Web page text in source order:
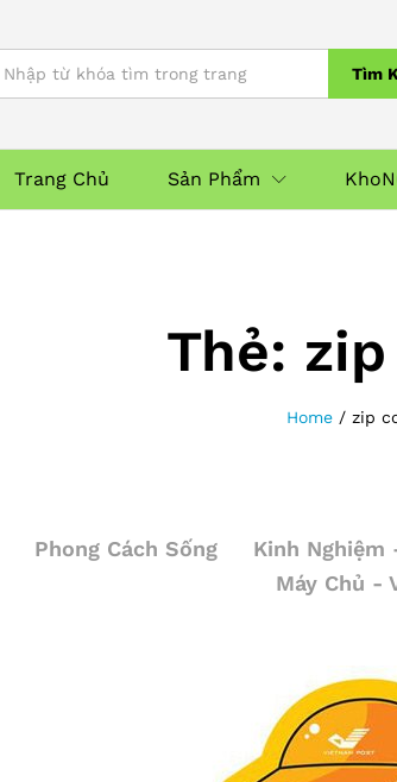
Tìm
Trang Chủ Sản Phẩm
Thẻ:
Home / zip
Phong Cách Sống Kinh Nghiệm
Máy Chủ -